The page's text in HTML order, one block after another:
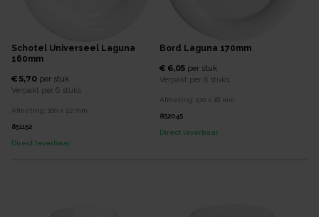
Schotel Universeel Laguna
160mm
€ 5,70 per stuk
Verpakt per 6 stuks
Afmeting: 160 x 22 mm
851152
Direct leverbaar
Bord Laguna 170mm
€ 6,05 per stuk
Verpakt per 6 stuks
Afmeting: 170 x 18 mm
852045
Direct leverbaar